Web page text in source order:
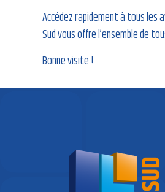
Accédez rapidement à tous les
Sud vous offre l’ensemble de
Bonne visite !